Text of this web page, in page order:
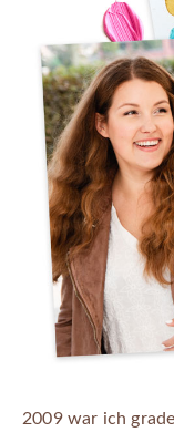
2009 war ich